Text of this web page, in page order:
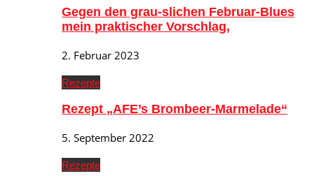
Gegen den grau-slichen Februar-Blues
mein praktischer Vorschlag,
2. Februar 2023
Rezepte
Rezept „AFE’s Brombeer-Marmelade“
5. September 2022
Rezepte